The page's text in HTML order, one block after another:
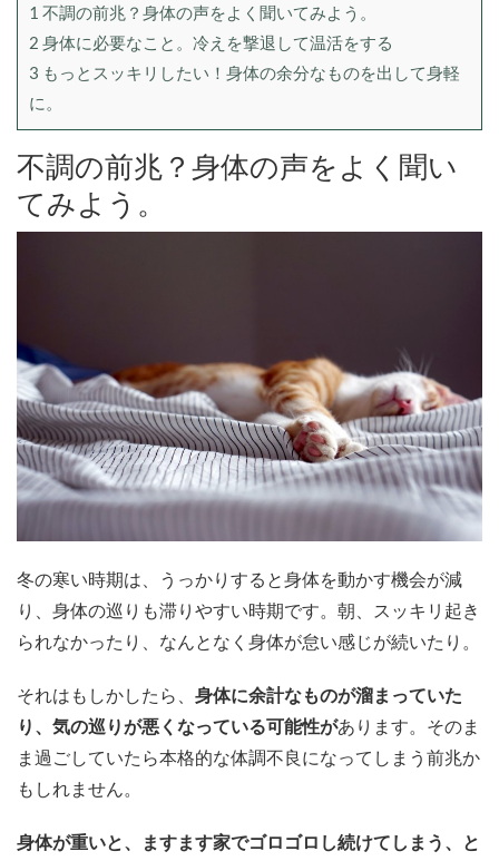
1 不調の前兆？身体の声をよく聞いてみよう。
2 身体に必要なこと。冷えを撃退して温活をする
3 もっとスッキリしたい！身体の余分なものを出して身軽
に。
不調の前兆？身体の声をよく聞い
てみよう。
冬の寒い時期は、うっかりすると身体を動かす機会が減
り、身体の巡りも滞りやすい時期です。朝、スッキリ起き
られなかったり、なんとなく身体が怠い感じが続いたり。
それはもしかしたら、 身体に余計なものが溜まっていた
り、気の巡りが悪くなっている可能性があります。そのま
ま過ごしていたら本格的な体調不良になってしまう前兆か
もしれません。
身体が重いと、ますます家でゴロゴロし続けてしまう、と